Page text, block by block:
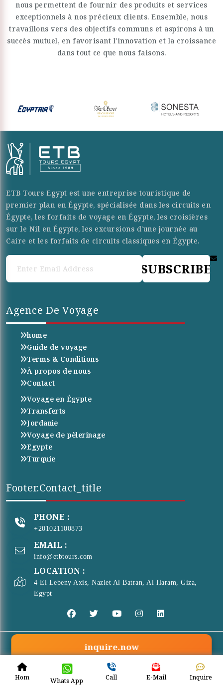
Hom Whats App Call E-Mail Inquire
nous permettent de fournir des produits et services
exceptionnels à nos précieux clients. Ensemble, nous
travaillons vers des objectifs communs et aspirons à un
succès mutuel, en favorisant l'innovation et la croissance
dans tout ce que nous faisons.
ETB Tours Egypt est une entreprise touristique de
premier plan en Égypte, spécialisée dans les circuits en
Égypte, les forfaits de voyage en Égypte, les croisières
sur le Nil en Égypte, les excursions d'une journée au
Caire et les forfaits de circuits classiques en Égypte.
SUBSCRIBE
Agence De Voyage
home
Guide de voyage
Terms & Conditions
À propos de nous
Contact
Voyage en Égypte
Transferts
Jordanie
Voyage de pèlerinage
Egypte
Turquie
Footer.contact_title
PHONE :
+201021100873
EMAIL :
info@etbtours.com
LOCATION :
4 El Lebeny Axis, Nazlet Al Batran, Al Haram, Giza,
Egypt
© Copyright 2026 . All Rights Reserved ETB Tours
inquire.now